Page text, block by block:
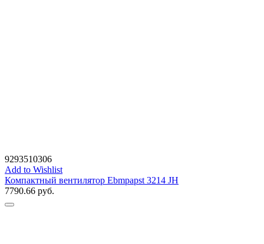
9293510306
Add to Wishlist
Компактный вентилятор Ebmpapst 3214 JH
7790.66 руб.